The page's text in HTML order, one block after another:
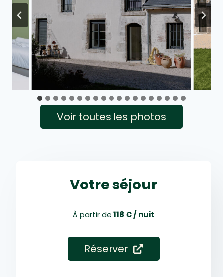
Voir toutes les photos
Votre séjour
À partir de 118 € / nuit
Réserver